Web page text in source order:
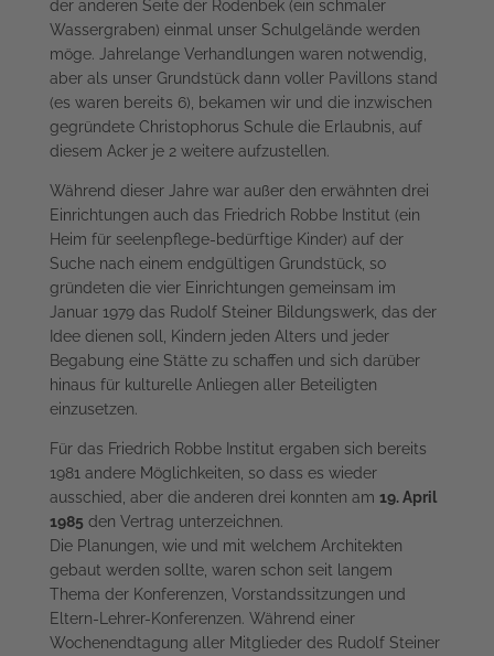
der anderen Seite der Rodenbek (ein schmaler
Wassergraben) einmal unser Schulgelände werden
möge. Jahrelange Verhandlungen waren notwendig,
aber als unser Grundstück dann voller Pavillons stand
(es waren bereits 6), bekamen wir und die inzwischen
gegründete Christophorus Schule die Erlaubnis, auf
diesem Acker je 2 weitere aufzustellen.
Während dieser Jahre war außer den erwähnten drei
Einrichtungen auch das Friedrich Robbe Institut (ein
Heim für seelenpflege-bedürftige Kinder) auf der
Suche nach einem endgültigen Grundstück, so
gründeten die vier Einrichtungen gemeinsam im
Januar 1979 das Rudolf Steiner Bildungswerk, das der
Idee dienen soll, Kindern jeden Alters und jeder
Begabung eine Stätte zu schaffen und sich darüber
hinaus für kulturelle Anliegen aller Beteiligten
einzusetzen.
Für das Friedrich Robbe Institut ergaben sich bereits
1981 andere Möglichkeiten, so dass es wieder
ausschied, aber die anderen drei konnten am 19. April
1985 den Vertrag unterzeichnen.
Die Planungen, wie und mit welchem Architekten
gebaut werden sollte, waren schon seit langem
Thema der Konferenzen, Vorstandssitzungen und
Eltern-Lehrer-Konferenzen. Während einer
Wochenendtagung aller Mitglieder des Rudolf Steiner